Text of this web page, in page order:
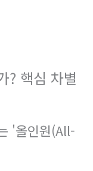
? 핵심 차별
'올인원(All-